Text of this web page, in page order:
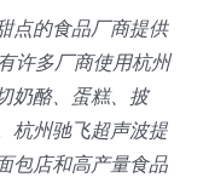
点的食品厂商提供
许多厂商使用杭州
奶酪、蛋糕、披
杭州驰飞超声波提
包店和高产量食品